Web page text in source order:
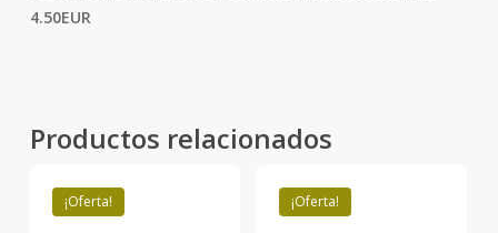
4.50EUR
Productos relacionados
¡Oferta! ¡Oferta!